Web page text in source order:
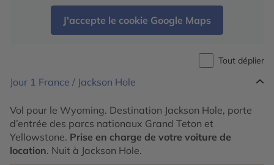
J'accepte le cookie Google Maps
Tout déplier
Jour 1 France / Jackson Hole
Vol pour le Wyoming. Destination Jackson Hole, porte
d’entrée des parcs nationaux Grand Teton et
Yellowstone. Prise en charge de votre voiture de
location. Nuit à Jackson Hole.